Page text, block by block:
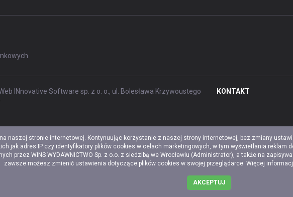
INnovative Software sp. z o. o., ul. Bolesława Krzywoustego
KONTAKT
naszej stronie internetowej. Kontynuując korzystanie z naszej strony internetowej, bez zmiany
jak adres IP czy identyfikatory plików cookies w celach marketingowych, w tym wyświetlania reklam
przez WINS WYDAWNICTWO Sp. z o.o. z siedzibą we Wrocławiu (Administrator), a także na
zawsze możesz zmienić ustawienia dotyczące plików cookies w swojej przeglądarce. Więcej
AKCEPTUJ